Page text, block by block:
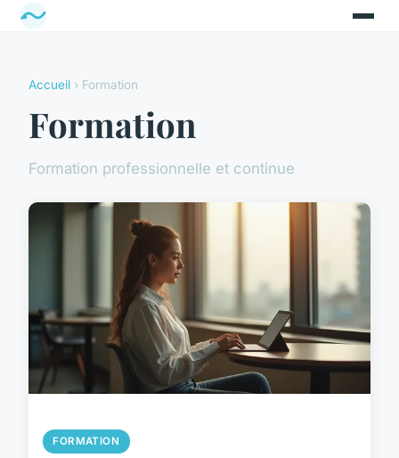
Accueil › Formation
Formation
Formation professionnelle et continue
FORMATION